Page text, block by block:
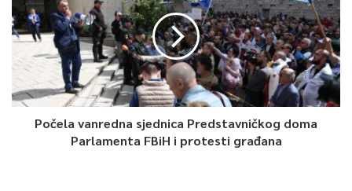
Počela vanredna sjednica Predstavničkog doma
Parlamenta FBiH i protesti građana